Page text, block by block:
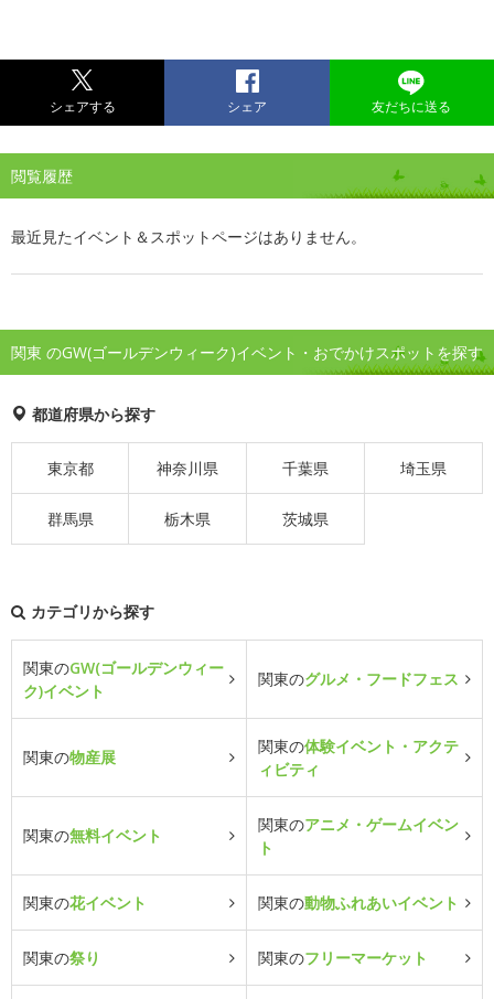
シェアする シェア 友だちに送る
閲覧履歴
最近見たイベント＆スポットページはありません。
関東 のGW(ゴールデンウィーク)イベント・おでかけスポットを探す
都道府県から探す
東京都 神奈川県 千葉県 埼玉県
群馬県 栃木県 茨城県
カテゴリから探す
関東のGW(ゴールデンウィー
ク)イベント
関東のグルメ・フードフェス
関東の物産展
関東の体験イベント・アクテ
ィビティ
関東の無料イベント
関東のアニメ・ゲームイベン
ト
関東の花イベント 関東の動物ふれあいイベント
関東の祭り 関東のフリーマーケット